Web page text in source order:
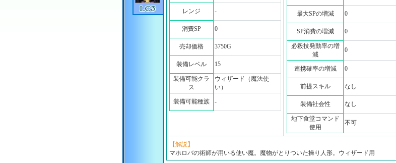
レンジ -
消費SP 0
売却価格 3750G
装備レベル 15
装備可能クラ
ス
ウィザード（魔法使
い）
装備可能種族
-
最大SPの増減 0
SP消費の増減 0
必殺技発動率の増
減
0
連携確率の増減 0
前提スキル なし
装備社会性 なし
地下食堂コマンド
使用
不可
【解説】
マホロバの術師が用いる使い魔。魔物がとりついた操り人形。ウィザード用